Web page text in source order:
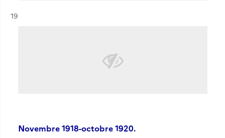
Résultat n°
19
Novembre 1918-octobre 1920.